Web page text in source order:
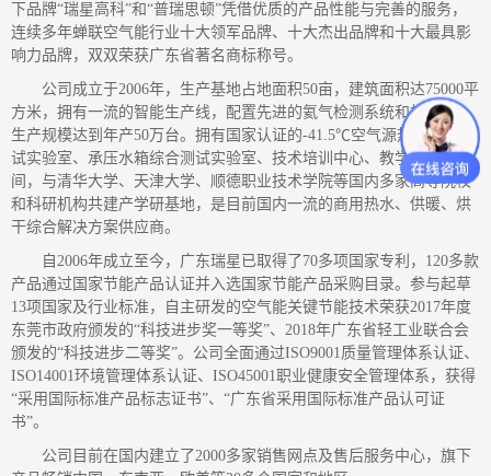
下品牌“瑞星高科”和“普瑞思顿”凭借优质的产品性能与完善的服务，
连续多年蝉联空气能行业十大领军品牌、十大杰出品牌和十大最具影
响力品牌，双双荣获广东省著名商标称号。
公司成立于2006年，生产基地占地面积50亩，建筑面积达75000平
方米，拥有一流的智能生产线，配置先进的氦气检测系统和机器人，
生产规模达到年产50万台。拥有国家认证的-41.5℃空气源热泵性能测
试实验室、承压水箱综合测试实验室、技术培训中心、教学实训车
间，与清华大学、天津大学、顺德职业技术学院等国内多家高等院校
和科研机构共建产学研基地，是目前国内一流的商用热水、供暖、烘
干综合解决方案供应商。
自2006年成立至今，广东瑞星已取得了70多项国家专利，120多款
产品通过国家节能产品认证并入选国家节能产品采购目录。参与起草
13项国家及行业标准，自主研发的空气能关键节能技术荣获2017年度
东莞市政府颁发的“科技进步奖一等奖”、2018年广东省轻工业联合会
颁发的“科技进步二等奖”。公司全面通过ISO9001质量管理体系认证、
ISO14001环境管理体系认证、ISO45001职业健康安全管理体系，获得
“采用国际标准产品标志证书”、“广东省采用国际标准产品认可证
书”。
公司目前在国内建立了2000多家销售网点及售后服务中心，旗下